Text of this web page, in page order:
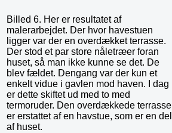
Billed 6. Her er resultatet af
malerarbejdet. Der hvor havestuen
ligger var der en overdækket terrasse.
Der stod et par store nåletræer foran
huset, så man ikke kunne se det. De
blev fældet. Dengang var der kun et
enkelt vidue i gavlen mod haven. I dag
er dette skiftet ud med to med
termoruder. Den overdækkede terrasse
er erstattet af en havstue, som er en del
af huset.